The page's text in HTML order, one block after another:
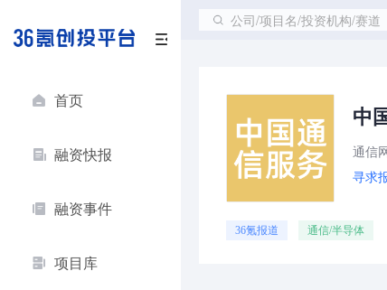
首页
融资快报
融资事件
项目库
公司/项目名/投资机构/赛道
中
通信
寻求
36氪报道 通信/半导体